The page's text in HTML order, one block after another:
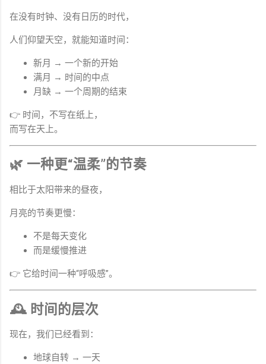
在没有时钟、没有日历的时代，
人们仰望天空，就能知道时间：
新月 → 一个新的开始
满月 → 时间的中点
月缺 → 一个周期的结束
👉 时间，不写在纸上，
而写在天上。
🌿 一种更“温柔”的节奏
相比于太阳带来的昼夜，
月亮的节奏更慢：
不是每天变化
而是缓慢推进
👉 它给时间一种“呼吸感”。
🕰 时间的层次
现在，我们已经看到：
地球自转 → 一天